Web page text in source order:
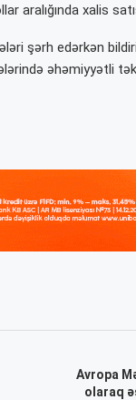
aralığında xalis
şərh edərkən
əhəmiyyətli
Avropa
olaraq